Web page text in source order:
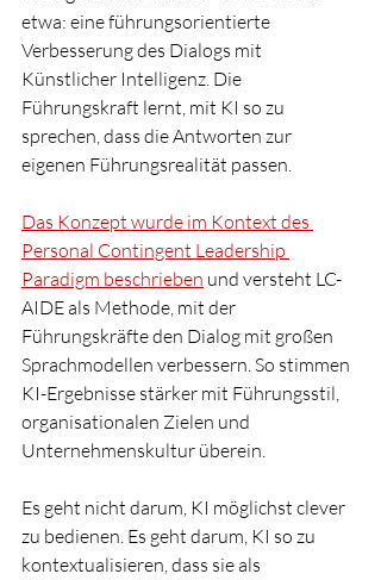
etwa: eine führungsorientierte
Verbesserung des Dialogs mit
Künstlicher Intelligenz. Die
Führungskraft lernt, mit KI so zu
sprechen, dass die Antworten zur
eigenen Führungsrealität passen.
Das Konzept wurde im Kontext des
Personal Contingent Leadership
Paradigm beschrieben und versteht LC-
AIDE als Methode, mit der
Führungskräfte den Dialog mit großen
Sprachmodellen verbessern. So stimmen
KI-Ergebnisse stärker mit Führungsstil,
organisationalen Zielen und
Unternehmenskultur überein.
Es geht nicht darum, KI möglichst clever
zu bedienen. Es geht darum, KI so zu
kontextualisieren, dass sie als